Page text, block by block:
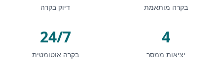
בקרה מותאמת דיוק בקרה
4
יציאות ממסר
24/7
בקרה אוטומטית